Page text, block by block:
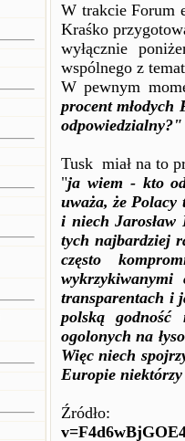
W trakcie Forum
Kraśko
wyłącznie
wspólnego z
W pewnym
procent młodych
odpowiedzialny?"
Tusk miał na to
"ja wiem - kto
uważa, że
i niech
tych najbardziej
często
wykrzykiwanymi
transparentach i
polską
ogolonych na
Więc niech
Europie